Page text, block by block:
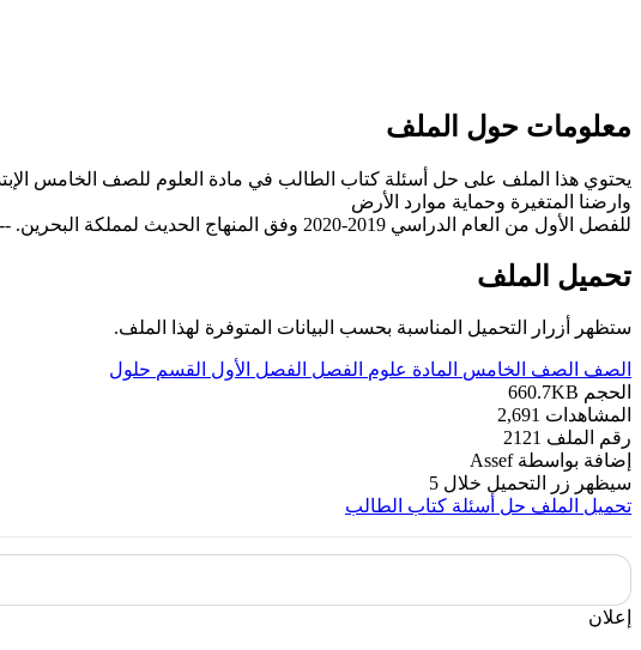
معلومات حول الملف
يحتوي هذا الملف على حل أسئلة كتاب الطالب في مادة العلوم للصف الخامس
وارضنا المتغيرة وحماية موارد الأرض
للفصل الأول من العام الدراسي 2019-2020 وفق المنهاج الحديث لمملكة البحرين. ----- مع التمنيات لجميع الطلبة بالنجاح والتفوق.
تحميل الملف
ستظهر أزرار التحميل المناسبة بحسب البيانات المتوفرة لهذا الملف.
الصف الصف الخامس المادة علوم الفصل الفصل الأول القسم حلول
الحجم 660.7KB
المشاهدات 2,691
رقم الملف 2121
إضافة بواسطة Assef
سيظهر زر التحميل خلال 5
تحميل الملف حل أسئلة كتاب الطالب
إعلان